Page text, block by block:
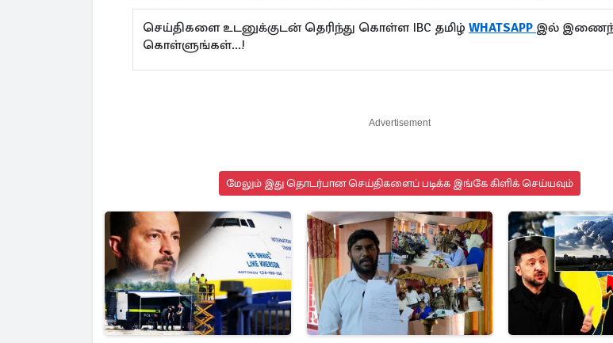
செய்திகளை உடனுக்குடன் தெரிந்து கொள்ள IBC தமிழ் WHATSAPP இல்
கொள்ளுங்கள்...!
Advertisement
மேலும் இது தொடர்பான செய்திகளைப் படிக்க இங்கே கிளிக் செய்யவும்